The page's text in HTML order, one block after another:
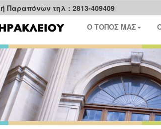
Παραπόνων τηλ : 2813-409409
Ο ΤΟΠΟΣ ΜΑΣ